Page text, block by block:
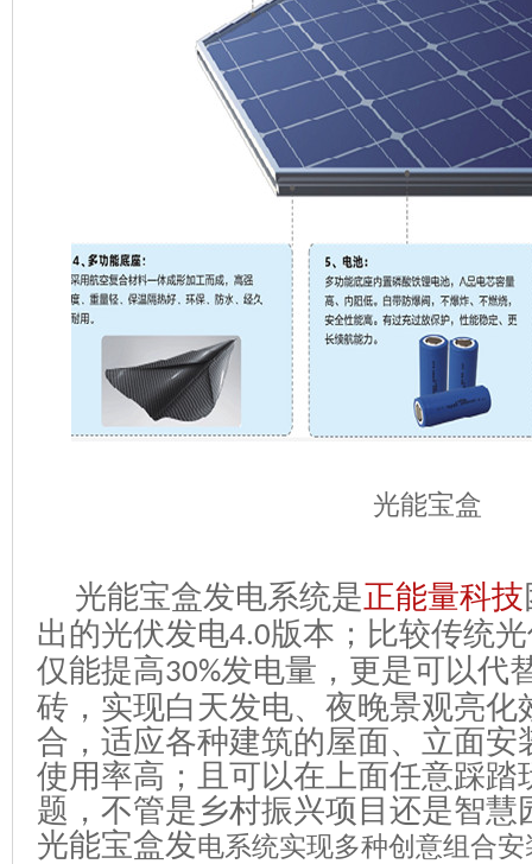
光能宝盒
光能宝盒发电系统是正能量科技
出的光伏发电4.0版本；比较传统
仅能提高30%发电量，更是可以代
砖，实现白天发电、夜晚景观亮化
合， 适应各种建筑的屋面、立面安
使用率高 ；且可以在上面任意踩
题，不管是乡村振兴项目还是智慧
光能宝盒发电系统实现多种创意组合安